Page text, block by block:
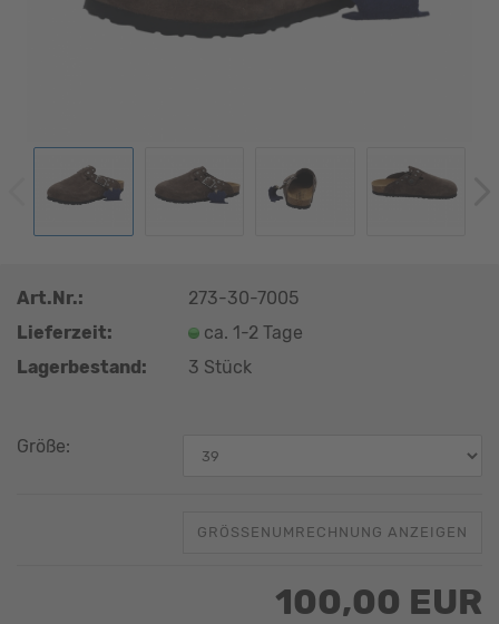
Art.Nr.:
273-30-7005
Lieferzeit:
ca. 1-2 Tage
Lagerbestand:
3 Stück
Größe:
GRÖSSENUMRECHNUNG ANZEIGEN
100,00 EUR